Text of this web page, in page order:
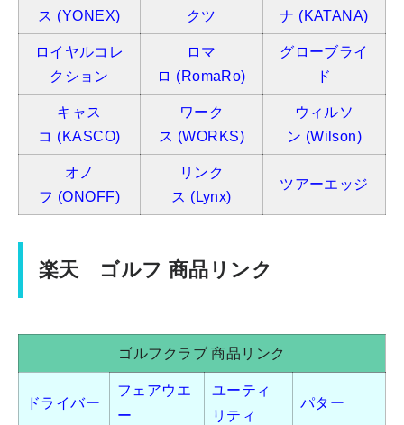
ス (YONEX)
クツ
ナ (KATANA)
ロイヤルコレ
クション
ロマ
ロ (RomaRo)
グローブライ
ド
キャス
コ (KASCO)
ワーク
ス (WORKS)
ウィルソ
ン (Wilson)
オノ
フ (ONOFF)
リンク
ス (Lynx)
ツアーエッジ
楽天 ゴルフ 商品リンク
ゴルフクラブ 商品リンク
ドライバー
フェアウエ
ー
ユーティ
リティ
パター